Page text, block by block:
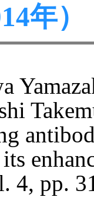
年）
4, pp.